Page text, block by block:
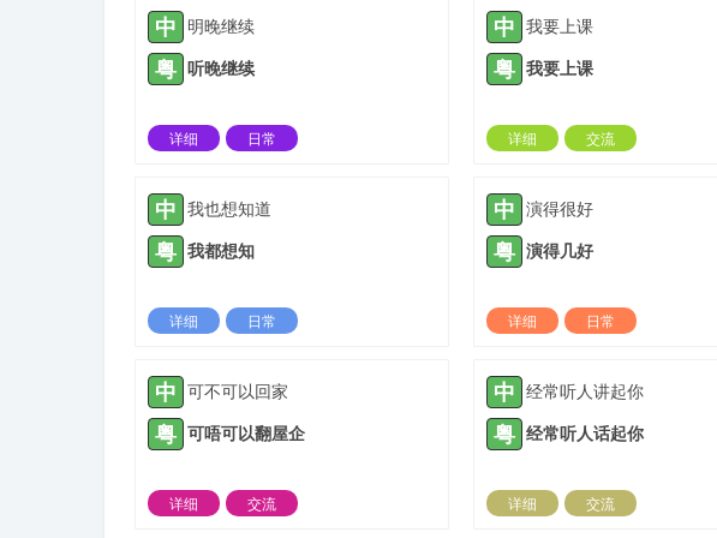
中 明晚继续
粤 听晚继续
详细
日常
中 我要上课
粤 我要上课
详细
交流
中 我也想知道
粤 我都想知
详细
日常
中 演得很好
粤 演得几好
详细
日常
中 可不可以回家
粤 可唔可以翻屋企
详细
交流
中 经常听人讲起你
粤 经常听人话起你
详细
交流